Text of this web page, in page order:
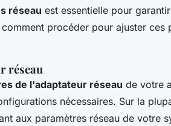
réseau est essentielle pour
procéder pour ajuster ces
réseau
de l'adaptateur réseau de votre
nécessaires. Sur la
aux paramètres réseau de votre